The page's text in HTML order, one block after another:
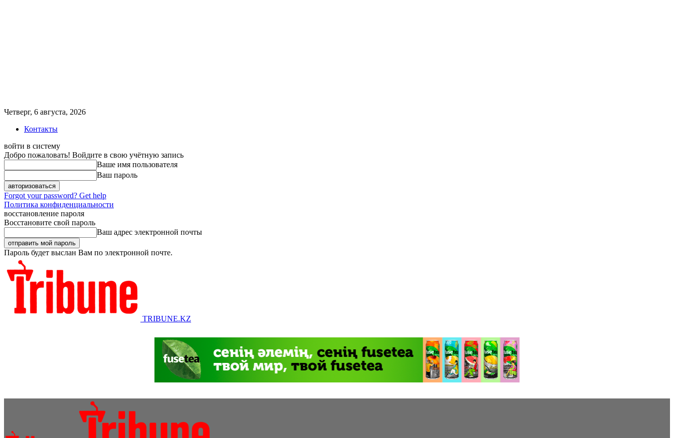
Четверг, 6 августа, 2026
Контакты
войти в систему
Добро пожаловать! Войдите в свою учётную запись
Ваше имя пользователя
Ваш пароль
Forgot your password? Get help
Политика конфиденциальности
восстановление пароля
Восстановите свой пароль
Ваш адрес электронной почты
Пароль будет выслан Вам по электронной почте.
TRIBUNE.KZ